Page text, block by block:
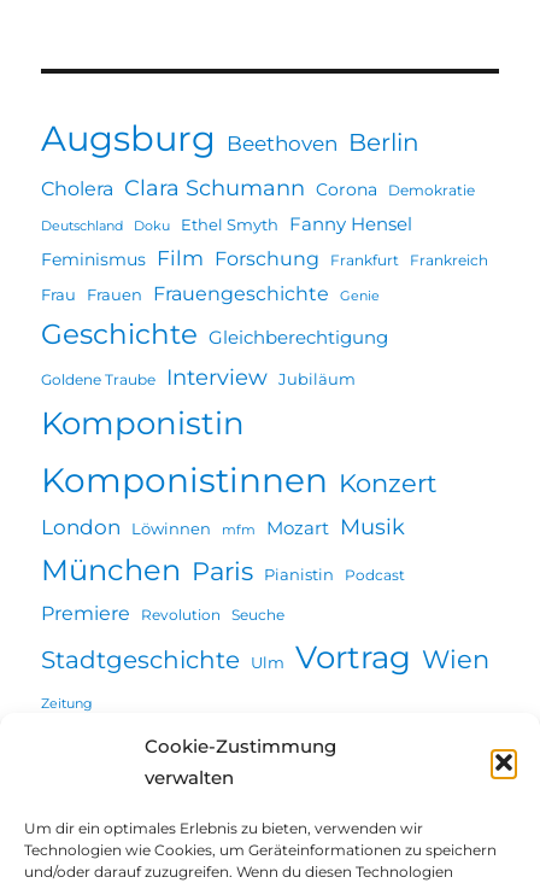
Cookie-Zustimmung
verwalten
Um dir ein optimales Erlebnis zu bieten, verwenden wir
Technologien wie Cookies, um Geräteinformationen zu speichern
und/oder darauf zuzugreifen. Wenn du diesen Technologien
Augsburg Beethoven Berlin
Cholera Clara Schumann Corona Demokratie
Deutschland Doku Ethel Smyth Fanny Hensel
Feminismus Film Forschung Frankfurt Frankreich
Frau Frauen Frauengeschichte Genie
Geschichte Gleichberechtigung
Goldene Traube Interview Jubiläum
Komponistin
Komponistinnen Konzert
London Löwinnen mfm Mozart Musik
München Paris Pianistin Podcast
Premiere Revolution Seuche
Stadtgeschichte Ulm Vortrag Wien
Zeitung
Über mich